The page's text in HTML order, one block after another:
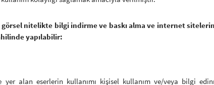
görsel nitelikte bilgi indirme ve baskı alma ve internet
yapılabilir:
yer alan eserlerin kullanımı kişisel kullanım ve/veya bilgi